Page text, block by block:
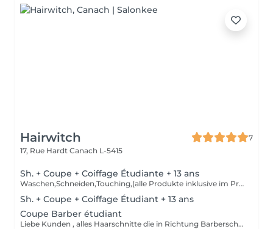
Hairwitch
7
17, Rue Hardt Canach L-5415
Sh. + Coupe + Coiffage Étudiante + 13 ans
Waschen,Schneiden,Touching,(alle Produkte inklusive im Preis mit drin)
Sh. + Coupe + Coiffage Étudiant + 13 ans
Coupe Barber étudiant
Liebe Kunden , alles Haarschnitte die in Richtung Barberschnitt gehen werden als Barberschnitt verrechnet( wegen Mehrarbeit) Wir bitten um Verständnis!